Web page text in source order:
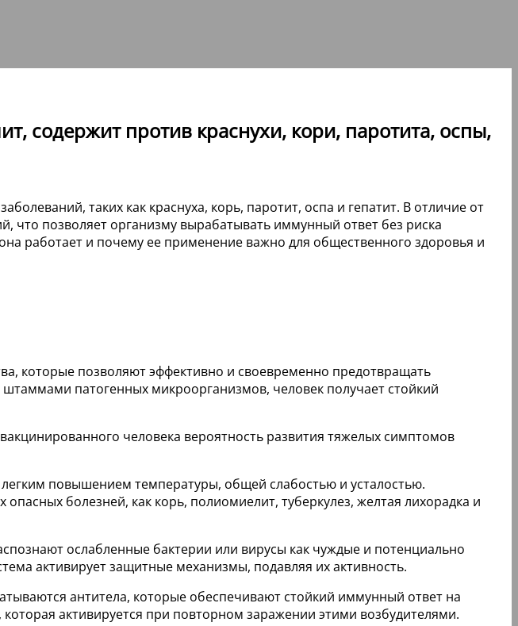
содержит против краснухи, кори, паротита, оспы,
таких как краснуха, корь, паротит, оспа и гепатит. В отличие от
что позволяет организму вырабатывать иммунный ответ без риска
работает и почему ее применение важно для общественного здоровья и
которые позволяют эффективно и своевременно предотвращать
патогенных микроорганизмов, человек получает стойкий
человека вероятность развития тяжелых симптомов
повышением температуры, общей слабостью и усталостью.
болезней, как корь, полиомиелит, туберкулез, желтая лихорадка и
ослабленные бактерии или вирусы как чуждые и потенциально
активирует защитные механизмы, подавляя их активность.
антитела, которые обеспечивают стойкий иммунный ответ на
активируется при повторном заражении этими возбудителями.